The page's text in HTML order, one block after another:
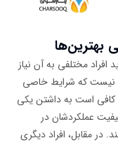
بهترین‌ها
مختلفی به آن نیاز
نیست که شرایط خاصی
کافی است به داشتن یکی
عملکردشان در
در مقابل، افراد دیگری